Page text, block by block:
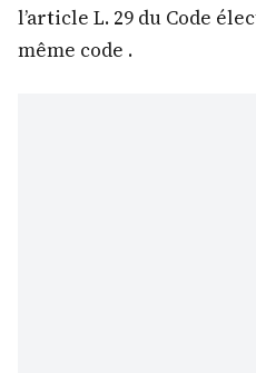
l’article L. 29 du Code
même code .